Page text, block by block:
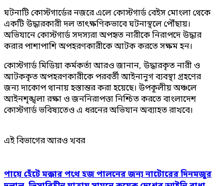
ঘটনাটি কোস্টগার্ডের নজরে এলে কোস্টগার্ড বেইস মোংলা থেকে
একটি উদ্ধারকারী দল তাৎক্ষণিকভাবে ঘটনাস্থলে পৌঁছায়।
অভিযানে কোস্টগার্ড সদস্যরা অপহৃত নারীকে নিরাপদে উদ্ধার
করার পাশাপাশি অপহরণকারীকে আটক করতে সক্ষম হন।
কোস্টগার্ড মিডিয়া কর্মকর্তা আরও জানান, উদ্ধারকৃত নারী ও
আটককৃত অপহরণকারীকে পরবর্তী আইনানুগ ব্যবস্থা গ্রহণের
জন্য দাকোপ থানায় হস্তান্তর করা হয়েছে। উপকূলীয় অঞ্চলে
আইনশৃঙ্খলা রক্ষা ও জননিরাপত্তা নিশ্চিত করতে বাংলাদেশ
কোস্টগার্ড ভবিষ্যতেও এ ধরনের অভিযান অব্যাহত রাখবে।
এই বিভাগের আরও খবর
পায়ে হেঁটে মক্কার পথে হজ পালনের জন্য নাটোরের দিনমজুর